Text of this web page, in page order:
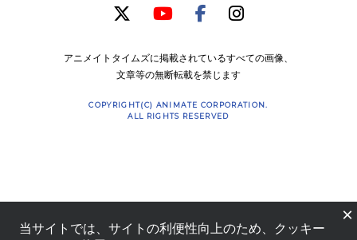
アニメイトタイムズに掲載されているすべての画像、
文章等の無断転載を禁じます
COPYRIGHT(C) ANIMATE CORPORATION.
ALL RIGHTS RESERVED
×
当サイトでは、サイトの利便性向上のため、クッキー